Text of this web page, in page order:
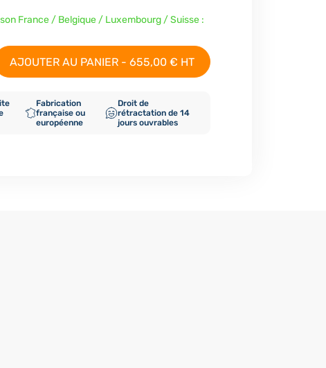
France / Belgique / Luxembourg / Suisse :
AJOUTER AU PANIER - 655,00 € HT
Fabrication
française ou
européenne
Droit de
rétractation de 14
jours ouvrables